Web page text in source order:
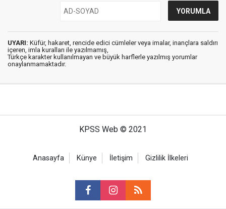
UYARI: Küfür, hakaret, rencide edici cümleler veya imalar, inançlara saldırı
içeren, imla kuralları ile yazılmamış,
Türkçe karakter kullanılmayan ve büyük harflerle yazılmış yorumlar
onaylanmamaktadır.
KPSS Web © 2021
Anasayfa Künye İletişim Gizlilik İlkeleri